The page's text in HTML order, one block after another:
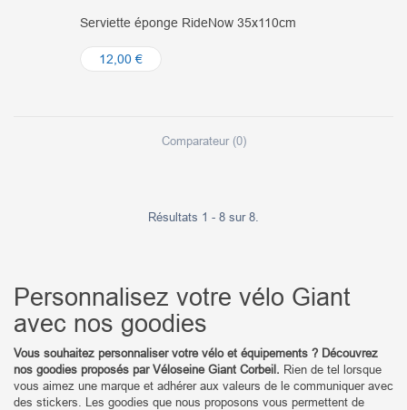
Serviette éponge RideNow 35x110cm
12,00 €
Comparateur (0)
Résultats 1 - 8 sur 8.
Personnalisez votre vélo Giant
avec nos goodies
Vous souhaitez personnaliser votre vélo et équipements ? Découvrez
nos goodies proposés par Véloseine Giant Corbeil. Rien de tel lorsque
vous aimez une marque et adhérer aux valeurs de le communiquer avec
des stickers. Les goodies que nous proposons vous permettent de